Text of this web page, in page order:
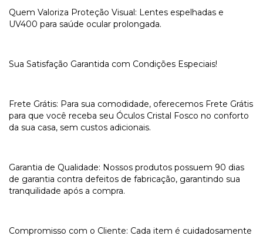
Quem Valoriza Proteção Visual: Lentes espelhadas e
UV400 para saúde ocular prolongada.
Sua Satisfação Garantida com Condições Especiais!
Frete Grátis: Para sua comodidade, oferecemos Frete Grátis
para que você receba seu Óculos Cristal Fosco no conforto
da sua casa, sem custos adicionais.
Garantia de Qualidade: Nossos produtos possuem 90 dias
de garantia contra defeitos de fabricação, garantindo sua
tranquilidade após a compra.
Compromisso com o Cliente: Cada item é cuidadosamente